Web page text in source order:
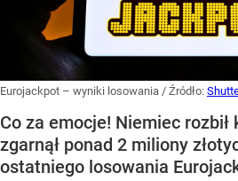
Eurojackpot – wyniki losowania / Źródło:
Co za emocje! Niemiec rozbił
zgarnął ponad 2 miliony
ostatniego losowania